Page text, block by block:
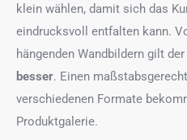
klein wählen, damit sich das
eindrucksvoll entfalten kann.
hängenden Wandbildern gilt
besser. Einen
verschiedenen Formate
Produktgalerie.